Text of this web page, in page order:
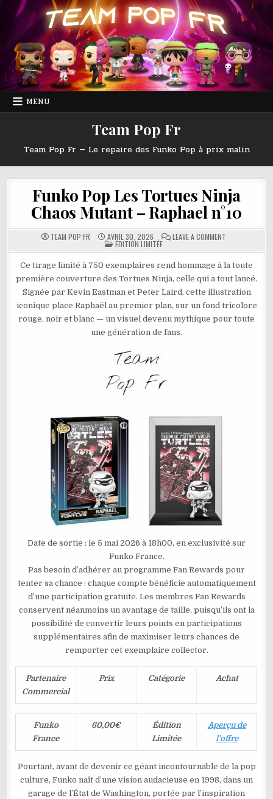
content
MENU
Team Pop Fr
Team Pop Fr — Le repaire des Funko Pop à prix malin
Funko Pop Les Tortues Ninja
Chaos Mutant – Raphael n°10
TEAM POP FR AVRIL 30, 2026 LEAVE A COMMENTON
POP
TORTUES
CHAOS
MUTANT
–
RAPHAEL
N°10
POSTED
IN
ÉDITION LIMITÉE
Ce tirage limité à 750 exemplaires rend hommage à la toute
première couverture des Tortues Ninja, celle qui a tout lancé.
Signée par Kevin Eastman et Peter Laird, cette illustration
iconique place Raphaël au premier plan, sur un fond tricolore
rouge, noir et blanc — un visuel devenu mythique pour toute
une génération de fans.
Date de sortie : le 5 mai 2026 à 18h00, en exclusivité sur
Funko France.
Pas besoin d’adhérer au programme Fan Rewards pour
tenter sa chance : chaque compte bénéficie automatiquement
d’une participation gratuite. Les membres Fan Rewards
conservent néanmoins un avantage de taille, puisqu’ils ont la
possibilité de convertir leurs points en participations
supplémentaires afin de maximiser leurs chances de
remporter cet exemplaire collector.
Partenaire
Commercial
Prix Catégorie Achat
Funko
France
60,00€
Édition
Limitée
Aperçu de
l’offre
Pourtant, avant de devenir ce géant incontournable de la pop
culture, Funko naît d’une vision audacieuse en 1998, dans un
garage de l’État de Washington, portée par l’inspiration